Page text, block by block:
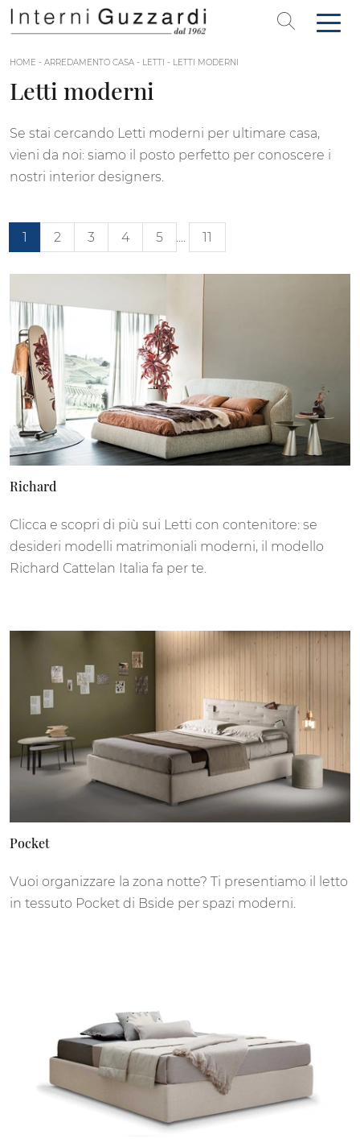
HOME - ARREDAMENTO CASA - LETTI - LETTI MODERNI
Letti moderni
Se stai cercando Letti moderni per ultimare casa,
vieni da noi: siamo il posto perfetto per conoscere i
nostri interior designers.
1 2 3 4 5 .... 11
Richard
Clicca e scopri di più sui Letti con contenitore: se
desideri modelli matrimoniali moderni, il modello
Richard Cattelan Italia fa per te.
Pocket
Vuoi organizzare la zona notte? Ti presentiamo il letto
in tessuto Pocket di Bside per spazi moderni.